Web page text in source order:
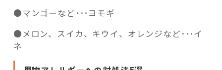
●マンゴーなど･･･ヨモギ
●メロン、スイカ、キウイ、オレンジなど･･･イ
ネ